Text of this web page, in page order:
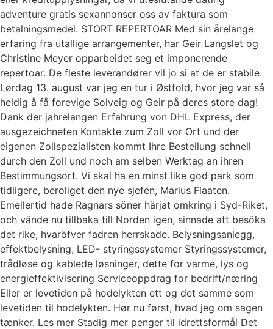
adventure gratis sexannonser oss av faktura som
betalningsmedel. STORT REPERTOAR Med sin årelange
erfaring fra utallige arrangementer, har Geir Langslet og
Christine Meyer opparbeidet seg et imponerende
repertoar. De fleste leverandører vil jo si at de er stabile.
Lørdag 13. august var jeg en tur i Østfold, hvor jeg var så
heldig å få forevige Solveig og Geir på deres store dag!
Dank der jahrelangen Erfahrung von DHL Express, der
ausgezeichneten Kontakte zum Zoll vor Ort und der
eigenen Zollspezialisten kommt Ihre Bestellung schnell
durch den Zoll und noch am selben Werktag an ihren
Bestimmungsort. Vi skal ha en minst like god park som
tidligere, beroliget den nye sjefen, Marius Flaaten.
Emellertid hade Ragnars söner härjat omkring i Syd-Riket,
och vände nu tillbaka till Norden igen, sinnade att besöka
det rike, hvaröfver fadren herrskade. Belysningsanlegg,
effektbelysning, LED- styringssystemer Styringssystemer,
trådløse og kablede løsninger, dette for varme, lys og
energieffektivisering Serviceoppdrag for bedrift/næring
Eller er levetiden på hodelykten ett og det samme som
levetiden til hodelykten. Hør nu først, hvad jeg om sagen
tænker. Les mer Stadig mer penger til idrettsformål Det